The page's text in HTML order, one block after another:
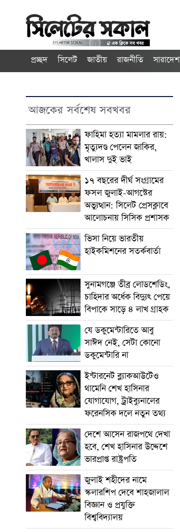
প্রচ্ছদ সিলেট জাতীয় রাজনীতি সারাদেশ
আজকের সর্বশেষ সবখবর
ফাহিমা হত্যা মামলার রায়:
মৃত্যুদণ্ড পেলেন জাকির,
খালাস দুই ভাই
১৭ বছরের দীর্ঘ সংগ্রামের
ফসল জুলাই-আগস্টের
অভ্যুত্থান: সিলেট প্রেসক্লাবে
আলোচনায় সিসিক প্রশাসক
ভিসা নিয়ে ভারতীয়
হাইকমিশনের সতর্কবার্তা
সুনামগঞ্জে তীব্র লোডশেডিং,
চাহিদার অর্ধেক বিদ্যুৎ পেয়ে
বিপাকে সাড়ে ৪ লাখ গ্রাহক
যে ডকুমেন্টারিতে আবু
সাঈদ নেই, সেটা কোনো
ডকুমেন্টারি না
ইন্টারনেট ব্ল্যাকআউটেও
থামেনি শেখ হাসিনার
যোগাযোগ, ট্রাইব্যুনালের
ফরেনসিক দলে নতুন তথ্য
দেশে আসেন রাজপথে দেখা
হবে, শেখ হাসিনার উদ্দেশে
ভারপ্রাপ্ত রাষ্ট্রপতি
জুলাই শহীদের নামে
স্কলারশিপ দেবে শাহজালাল
বিজ্ঞান ও প্রযুক্তি
বিশ্ববিদ্যালয়